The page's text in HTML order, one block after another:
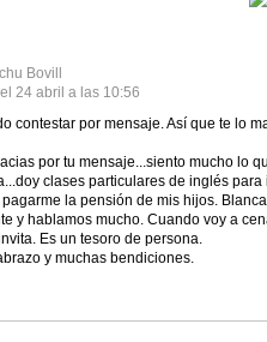
Bovill
24 abril a las 10:56
contestar por mensaje. Así que te lo
por tu mensaje...siento mucho lo
clases particulares de inglés
la pensión de mis hijos.
y hablamos mucho. Cuando voy a
Es un tesoro de persona.
y muchas bendiciones.